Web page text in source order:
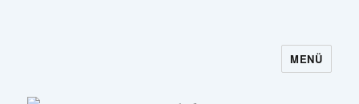
Country-Line Dancers Neuhofen e.V.
MENÜ